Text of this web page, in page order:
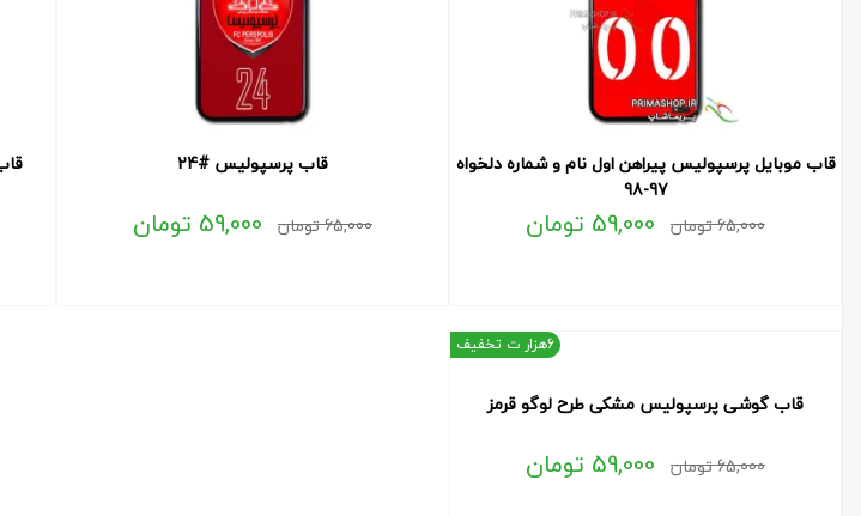
قاب موبایل پرسپولیس پیراهن اول نام و شماره دلخواه
97-98
65,000تومان تومان
قاب پرسپولیس #24
65,000تومان تومان
6هزار ت تخفیف